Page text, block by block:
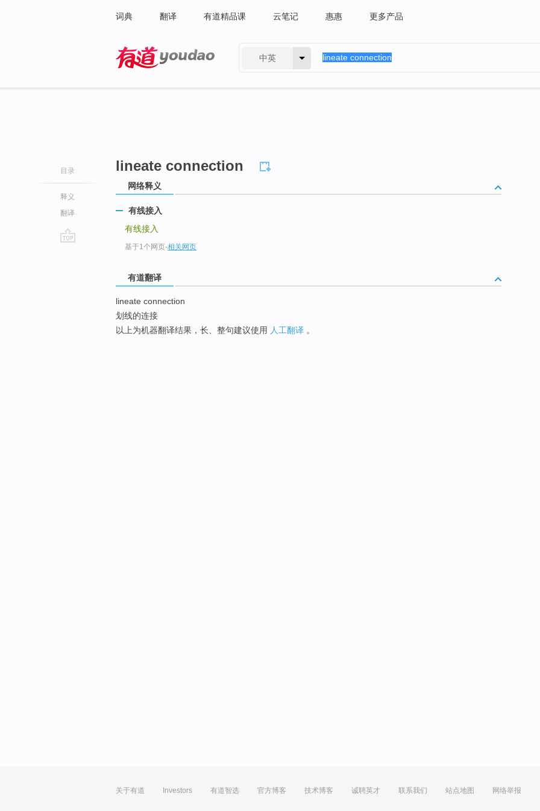
词典 翻译 有道精品课 云笔记 惠惠 更多产品
中英
目录
释义
翻译
lineate connection
网络释义
有线接入
有线接入
基于1个网页-相关网页
有道翻译
lineate connection
划线的连接
以上为机器翻译结果，长、整句建议使用 人工翻译 。
关于有道 Investors 有道智选 官方博客 技术博客 诚聘英才 联系我们 站点地图 网络举报